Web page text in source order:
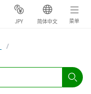
JPY 简体中文 菜单
/